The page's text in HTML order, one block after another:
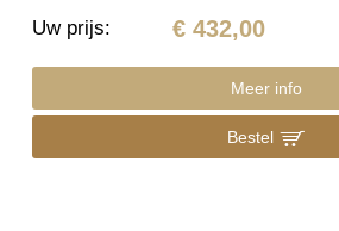
Uw prijs: € 432,00
Meer info
Bestel